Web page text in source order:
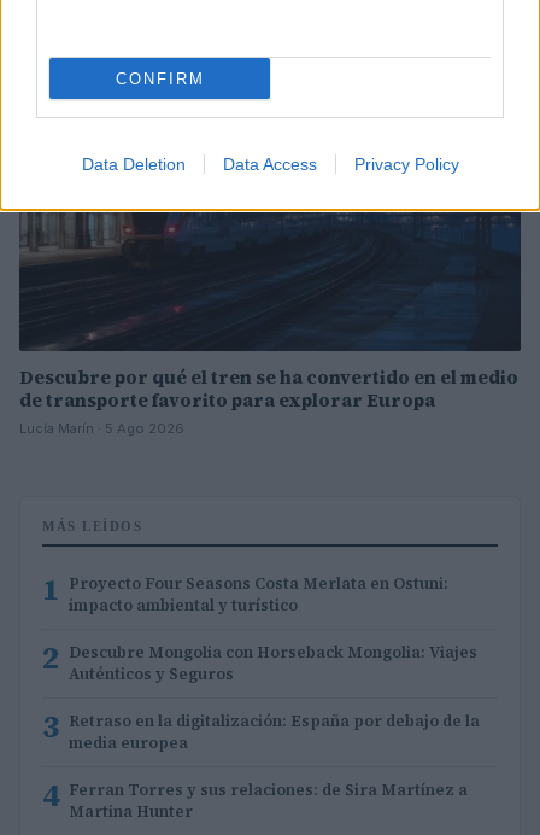
CONFIRM
Data Deletion Data Access Privacy Policy
Descubre por qué el tren se ha convertido en el medio
de transporte favorito para explorar Europa
Lucía Marín · 5 Ago 2026
MÁS LEÍDOS
1 Proyecto Four Seasons Costa Merlata en Ostuni:
impacto ambiental y turístico
2 Descubre Mongolia con Horseback Mongolia: Viajes
Auténticos y Seguros
3 Retraso en la digitalización: España por debajo de la
media europea
4 Ferran Torres y sus relaciones: de Sira Martínez a
Martina Hunter